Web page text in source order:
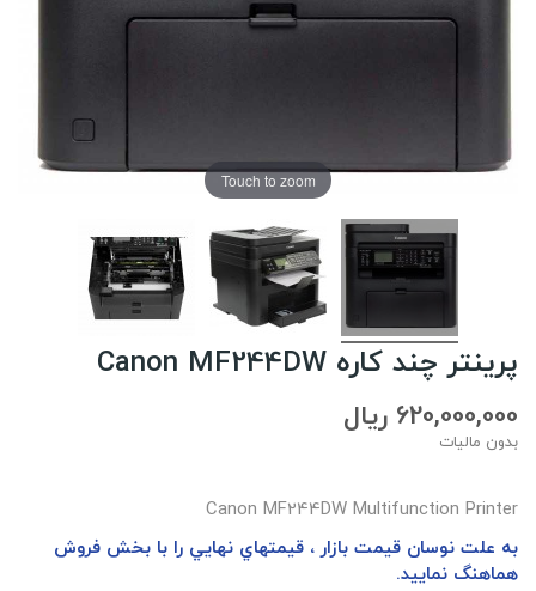
Touch to zoom
پرینتر چند کاره Canon MF244DW
620,000,000 ریال
بدون مالیات
Canon MF244DW Multifunction Printer
به علت نوسان قيمت بازار ، قيمتهاي نهايي را با بخش فروش
هماهنگ نماييد.